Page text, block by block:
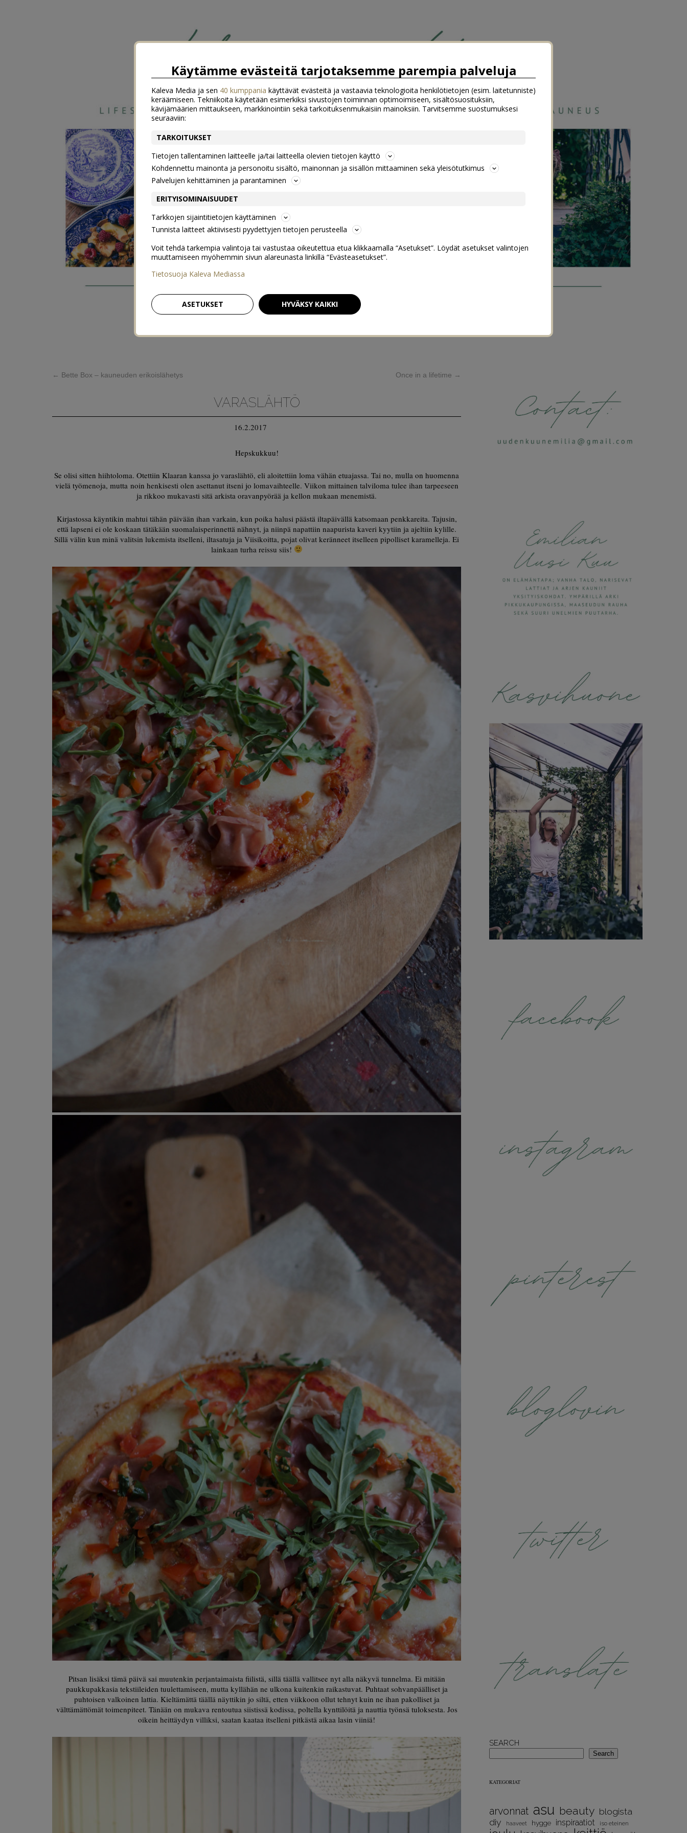
← Bette Box – kauneuden erikoislähetys Once in a lifetime →
VARASLÄHTÖ
16.2.2017
Hepskukkuu!
Se olisi sitten hiihtoloma. Otettiin Klaaran kanssa jo varaslähtö, eli aloitettiin loma vähän etuajassa. Tai no, mulla on huomenna
vielä työmenoja, mutta noin henkisesti olen asettanut itseni jo lomavaihteelle. Viikon mittainen talviloma tulee ihan tarpeeseen
ja rikkoo mukavasti sitä arkista oravanpyörää ja kellon mukaan menemistä.
Kirjastossa käyntikin mahtui tähän päivään ihan varkain, kun poika halusi päästä iltapäivällä katsomaan penkkareita. Tajusin,
että lapseni ei ole koskaan tätäkään suomalaisperinnettä nähnyt, ja niinpä napattiin naapurista kaveri kyytiin ja ajeltiin kylille.
Sillä välin kun minä valitsin lukemista itselleni, iltasatuja ja Viisikoitta, pojat olivat keränneet itselleen pipolliset karamelleja. Ei
lainkaan turha reissu siis!
Pitsan lisäksi tämä päivä sai muutenkin perjantaimaista fiilistä, sillä täällä vallitsee nyt alla näkyvä tunnelma. Ei mitään
paukkupakkasia tekstiileiden tuulettamiseen, mutta kyllähän ne ulkona kuitenkin raikastuvat. Puhtaat sohvanpäälliset ja
puhtoisen valkoinen lattia. Kieltämättä täällä näyttikin jo siltä, etten viikkoon ollut tehnyt kuin ne ihan pakolliset ja
välttämättömät toimenpiteet. Tänään on mukava rentoutua siistissä kodissa, poltella kynttilöitä ja nauttia työnsä tuloksesta. Jos
oikein heittäydyn villiksi, saatan kaataa itselleni pitkästä aikaa lasin viiniä!
SEARCH
Search
KATEGORIAT
arvonnat asu beauty blogista
diy haaveet hygge inspiraatiot iso eteinen
Käytämme evästeitä tarjotaksemme parempia palveluja
Kaleva Media ja sen 40 kumppania käyttävät evästeitä ja vastaavia teknologioita henkilötietojen (esim. laitetunniste)
keräämiseen. Tekniikoita käytetään esimerkiksi sivustojen toiminnan optimoimiseen, sisältösuosituksiin,
kävijämäärien mittaukseen, markkinointiin sekä tarkoituksenmukaisiin mainoksiin. Tarvitsemme suostumuksesi
seuraaviin:
TARKOITUKSET
Tietojen tallentaminen laitteelle ja/tai laitteella olevien tietojen käyttö
Kohdennettu mainonta ja personoitu sisältö, mainonnan ja sisällön mittaaminen sekä yleisötutkimus
Palvelujen kehittäminen ja parantaminen
ERITYISOMINAISUUDET
Tarkkojen sijaintitietojen käyttäminen
Tunnista laitteet aktiivisesti pyydettyjen tietojen perusteella
Voit tehdä tarkempia valintoja tai vastustaa oikeutettua etua klikkaamalla “Asetukset”. Löydät asetukset valintojen
muuttamiseen myöhemmin sivun alareunasta linkillä “Evästeasetukset”.
Tietosuoja Kaleva Mediassa
ASETUKSET HYVÄKSY KAIKKI